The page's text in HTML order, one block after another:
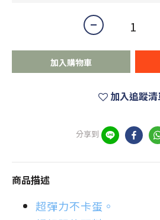
加入購物車
加入追蹤
分享到
商品描述
超彈力不卡蛋。